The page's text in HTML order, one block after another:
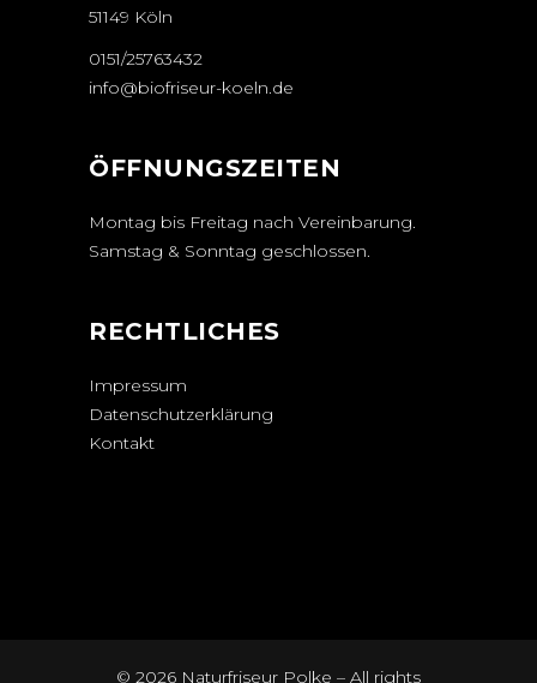
51149 Köln
0151/25763432
info@biofriseur-koeln.de
ÖFFNUNGSZEITEN
Montag bis Freitag nach Vereinbarung.
Samstag & Sonntag geschlossen.
RECHTLICHES
Impressum
Datenschutzerklärung
Kontakt
© 2026 Naturfriseur Polke – All rights